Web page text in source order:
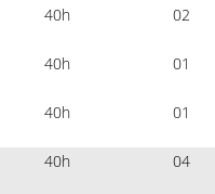
40h 02
40h 01
40h 01
40h 04